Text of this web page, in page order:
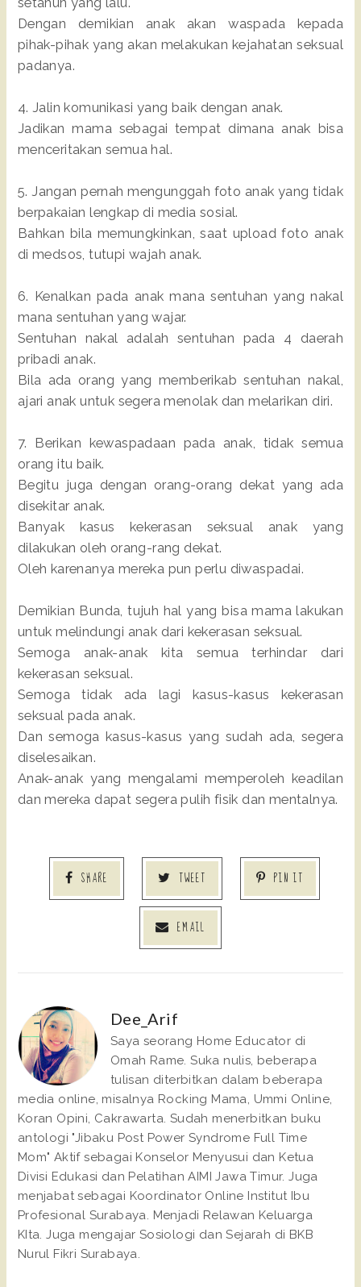
Dengan demikian anak akan waspada kepada
pihak-pihak yang akan melakukan kejahatan seksual
padanya.
4. Jalin komunikasi yang baik dengan anak.
Jadikan mama sebagai tempat dimana anak bisa
menceritakan semua hal.
5. Jangan pernah mengunggah foto anak yang tidak
berpakaian lengkap di media sosial.
Bahkan bila memungkinkan, saat upload foto anak
di medsos, tutupi wajah anak.
6. Kenalkan pada anak mana sentuhan yang nakal
mana sentuhan yang wajar.
Sentuhan nakal adalah sentuhan pada 4 daerah
pribadi anak.
Bila ada orang yang memberikab sentuhan nakal,
ajari anak untuk segera menolak dan melarikan diri.
7. Berikan kewaspadaan pada anak, tidak semua
orang itu baik.
Begitu juga dengan orang-orang dekat yang ada
disekitar anak.
Banyak kasus kekerasan seksual anak yang
dilakukan oleh orang-rang dekat.
Oleh karenanya mereka pun perlu diwaspadai.
Demikian Bunda, tujuh hal yang bisa mama lakukan
untuk melindungi anak dari kekerasan seksual.
Semoga anak-anak kita semua terhindar dari
kekerasan seksual.
Semoga tidak ada lagi kasus-kasus kekerasan
seksual pada anak.
Dan semoga kasus-kasus yang sudah ada, segera
diselesaikan.
Anak-anak yang mengalami memperoleh keadilan
dan mereka dapat segera pulih fisik dan mentalnya.
SHARE TWEET PIN IT
EMAIL
Dee_Arif
Saya seorang Home Educator di
Omah Rame. Suka nulis, beberapa
tulisan diterbitkan dalam beberapa
media online, misalnya Rocking Mama, Ummi Online,
Koran Opini, Cakrawarta. Sudah menerbitkan buku
antologi "Jibaku Post Power Syndrome Full Time
Mom" Aktif sebagai Konselor Menyusui dan Ketua
Divisi Edukasi dan Pelatihan AIMI Jawa Timur. Juga
menjabat sebagai Koordinator Online Institut Ibu
Profesional Surabaya. Menjadi Relawan Keluarga
KIta. Juga mengajar Sosiologi dan Sejarah di BKB
Nurul Fikri Surabaya.